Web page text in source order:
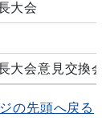
大会
大会意見交換
の先頭へ戻る